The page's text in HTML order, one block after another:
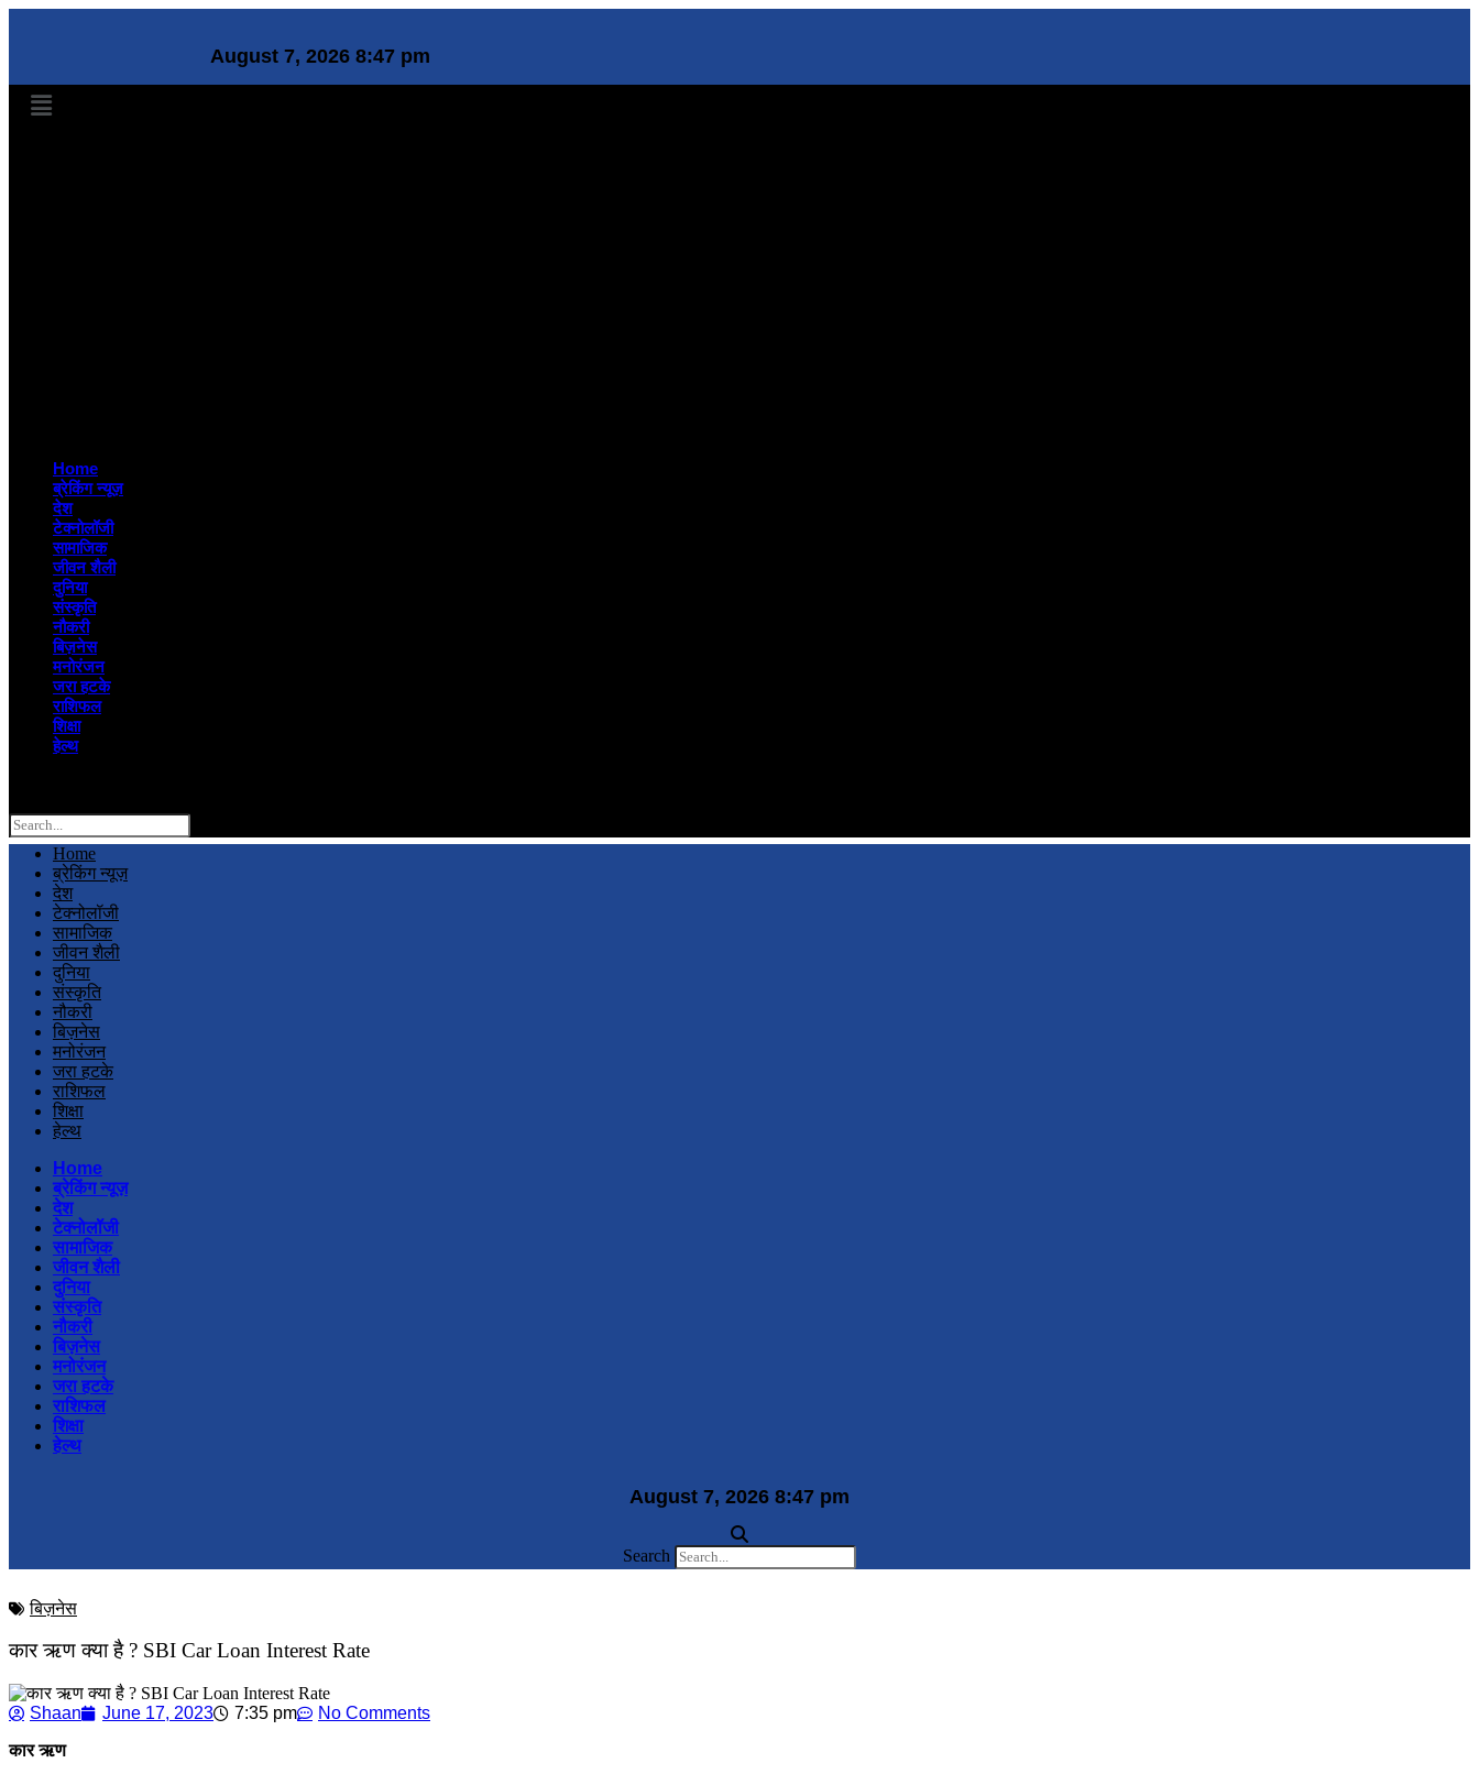
August 7, 2026 8:47 pm
Home
ब्रेकिंग न्यूज़
देश
टेक्नोलॉजी
सामाजिक
जीवन शैली
दुनिया
संस्कृति
नौकरी
बिज़नेस
मनोरंजन
जरा हटके
राशिफल
शिक्षा
हेल्थ
Home
ब्रेकिंग न्यूज़
देश
टेक्नोलॉजी
सामाजिक
जीवन शैली
दुनिया
संस्कृति
नौकरी
बिज़नेस
मनोरंजन
जरा हटके
राशिफल
शिक्षा
हेल्थ
Home
ब्रेकिंग न्यूज़
देश
टेक्नोलॉजी
सामाजिक
जीवन शैली
दुनिया
संस्कृति
नौकरी
बिज़नेस
मनोरंजन
जरा हटके
राशिफल
शिक्षा
हेल्थ
August 7, 2026 8:47 pm
Search
बिज़नेस
कार ऋण क्या है ? SBI Car Loan Interest Rate
Shaan June 17, 2023 7:35 pm
No Comments
कार ऋण